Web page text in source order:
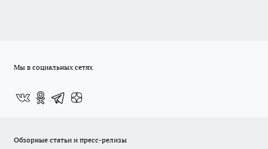
Мы в социальных сетях
Обзорные статьи и пресс-релизы